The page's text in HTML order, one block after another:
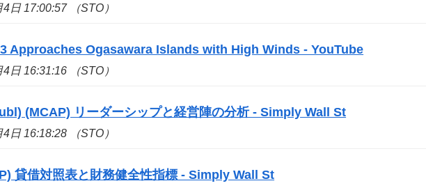
日 17:00:57 （STO）
Approaches Ogasawara Islands with High Winds - YouTube
日 16:31:16 （STO）
(MCAP) リーダーシップと経営陣の分析 - Simply Wall St
日 16:18:28 （STO）
貸借対照表と財務健全性指標 - Simply Wall St